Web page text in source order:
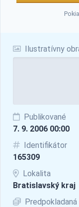
Ilustratívny
Publikované
7. 9. 2006 00:00
Identifikátor
165309
Lokalita
Bratislavský kraj